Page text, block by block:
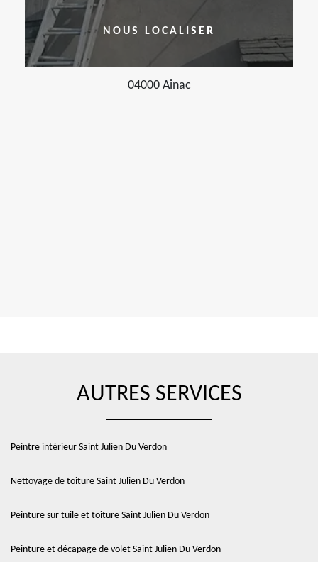
NOUS LOCALISER
04000 Ainac
AUTRES SERVICES
Peintre intérieur Saint Julien Du Verdon
Nettoyage de toiture Saint Julien Du Verdon
Peinture sur tuile et toiture Saint Julien Du Verdon
Peinture et décapage de volet Saint Julien Du Verdon